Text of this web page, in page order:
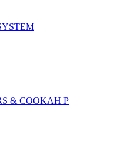
& COOKAH P